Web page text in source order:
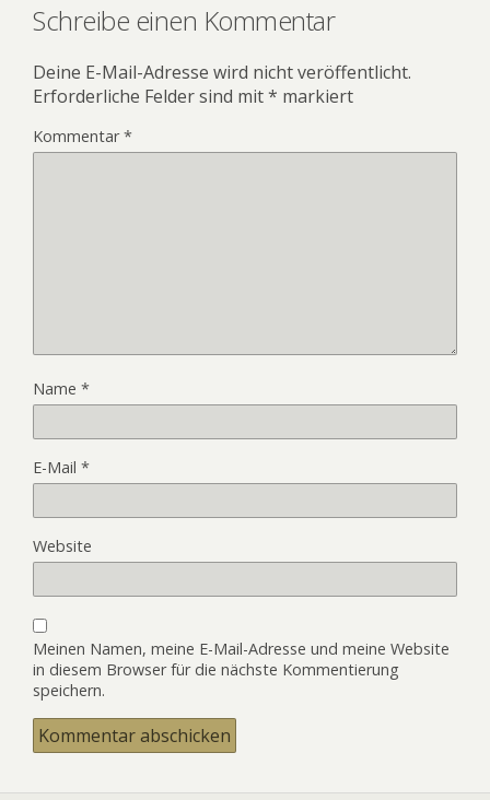
Schreibe einen Kommentar
Deine E-Mail-Adresse wird nicht veröffentlicht.
Erforderliche Felder sind mit* markiert
Kommentar*
Name *
E-Mail *
Website
Meinen Namen, meine E-Mail-Adresse und meine Website
in diesem Browser für die nächste Kommentierung
speichern.